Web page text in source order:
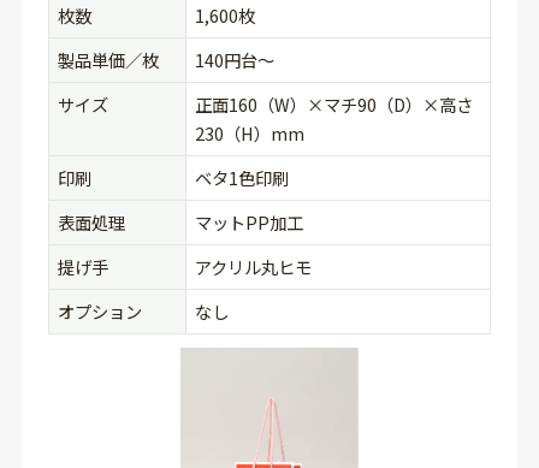
枚数
1,600枚
製品単価／枚
140円台〜
サイズ
正面160（W）×マチ90（D）×高さ
230（H）mm
印刷
ベタ1色印刷
表面処理
マットPP加工
提げ手
アクリル丸ヒモ
オプション
なし